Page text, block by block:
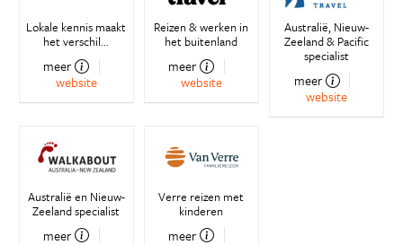
Lokale kennis maakt
het verschil...
meer
website
Reizen & werken in
het buitenland
meer
website
Australië, Nieuw-
Zeeland & Pacific
specialist
meer
website
Australië en Nieuw-
Zeeland specialist
meer
Verre reizen met
kinderen
meer